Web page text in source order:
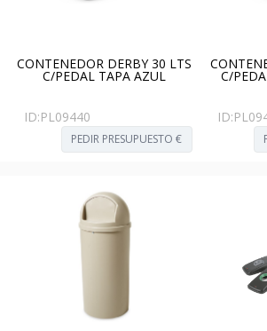
CONTENEDOR DERBY 30 LTS
C/PEDAL TAPA AZUL
ID:PL09440
PEDIR PRESUPUESTO €
C/
ID: